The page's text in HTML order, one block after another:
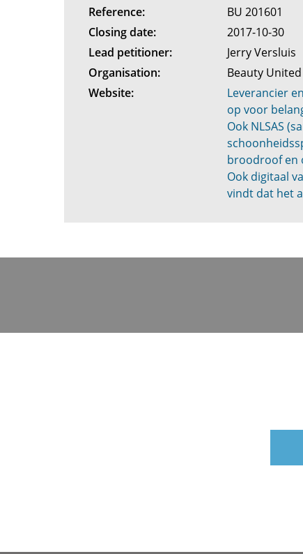
Reference:
BU 201601
Closing date:
2017-10-30
Lead petitioner:
Jerry Versluis
Organisation:
Beauty
Website:
Leverancier
op voor
Ook NLSAS
broodroof en
Ook digitaal
vindt dat het